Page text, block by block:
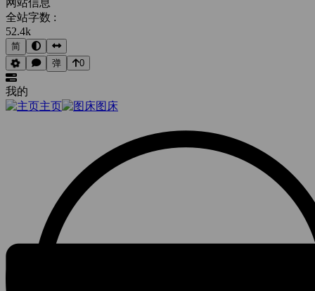
全站字数 :
52.4k
简
弹
0
我的
主页
图床